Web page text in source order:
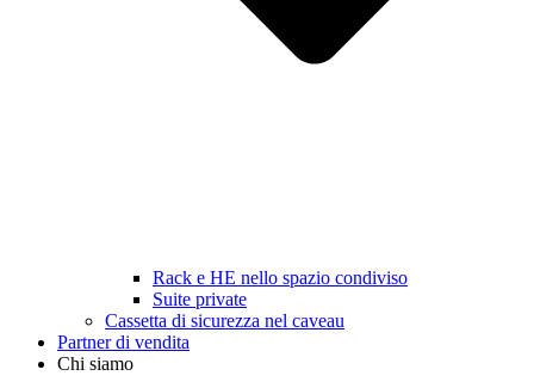
Rack e HE nello spazio condiviso
Suite private
Cassetta di sicurezza nel caveau
Partner di vendita
Chi siamo